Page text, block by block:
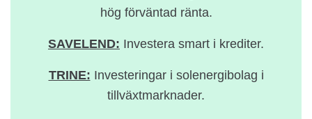
hög förväntad ränta.
SAVELEND: Investera smart i krediter.
TRINE: Investeringar i solenergibolag i
tillväxtmarknader.